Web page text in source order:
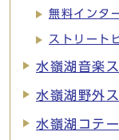
無料インタ
ストリート
水嶺湖音楽
水嶺湖野外
水嶺湖コテ